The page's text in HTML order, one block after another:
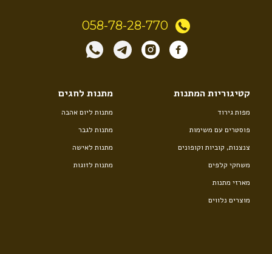
058-78-28-770
מתנות לחגים
מתנות ליום אהבה
מתנות לגבר
מתנות לאישה
מתנות לזוגות
קטיגוריות המתנות
מפות גירוד
פוסטרים עם משימות
צנצנות, קוביות וקופונים
משחקי קלפים
מארזי מתנות
מוצרים נלווים